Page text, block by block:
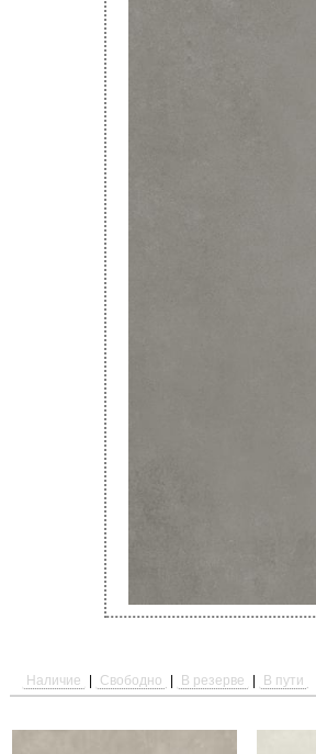
Наличие Свободно В резерве В пути